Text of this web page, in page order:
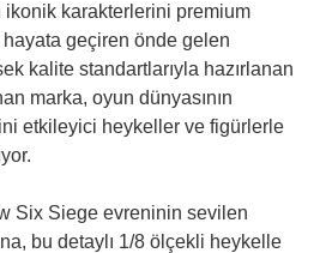
ikonik karakterlerini premium
geçiren önde gelen
kalite standartlarıyla hazırlanan
marka, oyun dünyasının
etkileyici heykeller ve figürlerle
Six Siege evreninin sevilen
bu detaylı 1/8 ölçekli heykelle